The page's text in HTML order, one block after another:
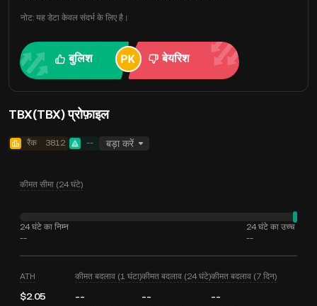
नोट: यह डेटा केवल संदर्भ के लिए है।
बुलिश बेयरिश
TBX(TBX) प्रोफ़ाइल
रैंक 3812 -- बड़ा करें
कीमत सीमा (24 घंटे)
24 घंटे का निम्न
--
24 घंटे का उच्च
--
ATH
$2.05
कीमत बदलाव (1 घंटा)
--
कीमत बदलाव (24 घंटे)
--
कीमत बदलाव (7 दिन)
--